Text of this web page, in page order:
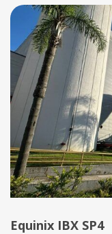
Equinix IBX SP4